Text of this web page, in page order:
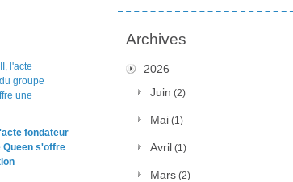
fondateur
Queen s'offre
Archives
2026
Juin (2)
Mai (1)
Avril (1)
Mars (2)